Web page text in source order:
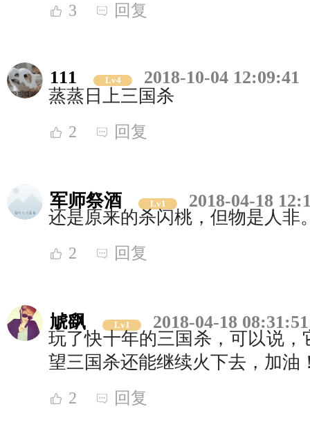
3 回复
111 Lv4
2018-10-04 12:09:41
蒸蒸日上三国杀
2 回复
军师祭酒 Lv1
2018-04-18
还是原来的杀闪桃，但物是人非
2 回复
虓飖 Lv1
2018-04-18 08:31:51
玩了快十年的三国杀，可以说
望三国杀还能继续火下去，加油
2 回复